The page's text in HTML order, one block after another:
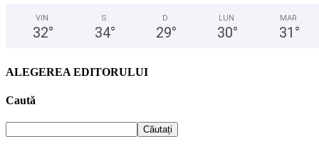
VIN
32°
S
34°
D
29°
LUN
30°
MAR
31 °
ALEGEREA EDITORULUI
Caută